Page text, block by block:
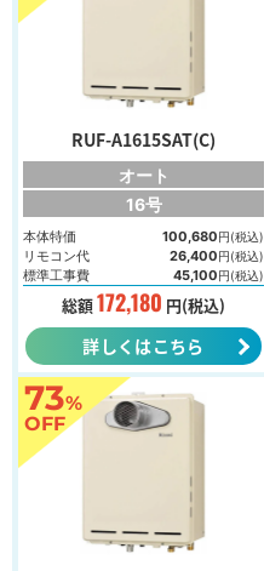
RUF-A1615SAT(C)
オート
16号
本体特価 100,680円(税込)
リモコン代 26,400円(税込)
標準工事費 45,100円(税込)
総額172,180 円(税込)
詳しくはこちら
73%
OFF